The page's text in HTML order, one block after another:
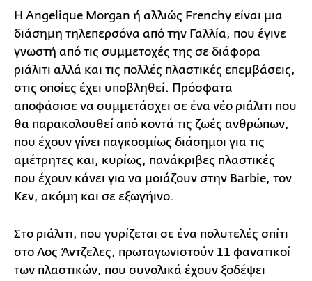
Η Angelique Morgan ή αλλιώς Frenchy είναι μια
διάσημη τηλεπερσόνα από την Γαλλία, που έγινε
γνωστή από τις συμμετοχές της σε διάφορα
ριάλιτι αλλά και τις πολλές πλαστικές επεμβάσεις,
στις οποίες έχει υποβληθεί. Πρόσφατα
αποφάσισε να συμμετάσχει σε ένα νέο ριάλιτι που
θα παρακολουθεί από κοντά τις ζωές ανθρώπων,
που έχουν γίνει παγκοσμίως διάσημοι για τις
αμέτρητες και, κυρίως, πανάκριβες πλαστικές
που έχουν κάνει για να μοιάζουν στην Barbie, τον
Κεν, ακόμη και σε εξωγήινο.
Στο ριάλιτι, που γυρίζεται σε ένα πολυτελές σπίτι
στο Λος Άντζελες, πρωταγωνιστούν 11 φανατικοί
των πλαστικών, που συνολικά έχουν ξοδέψει